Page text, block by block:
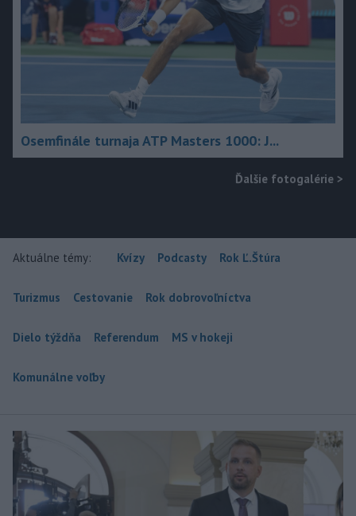
Osemfinále turnaja ATP Masters 1000: J...
Ďalšie fotogalérie >
Aktuálne témy: Kvízy Podcasty Rok Ľ.Štúra
Turizmus Cestovanie Rok dobrovoľníctva
Dielo týždňa Referendum MS v hokeji
Komunálne voľby